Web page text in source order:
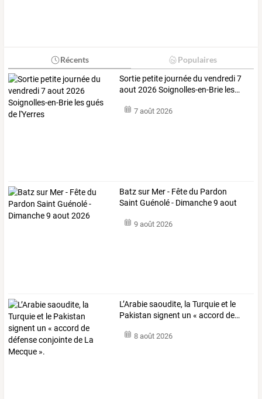
Récents Populaires
Sortie petite journéedu vendredi7
aout 2026Soignolles-en-Brie les…
7 août 2026
Batz sur Mer - Fête du Pardon
Saint Guénolé - Dimanche 9 aout
9 août 2026
L’Arabiesaoudite, la Turquieet le
Pakistan signent un « accord de…
8 août 2026